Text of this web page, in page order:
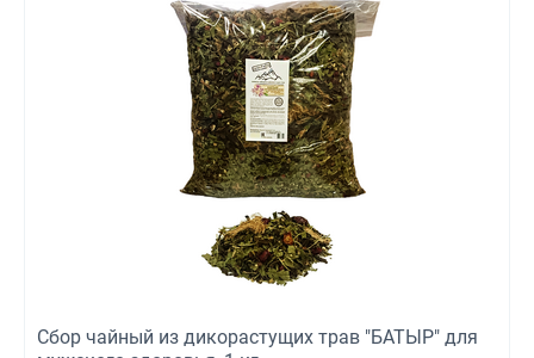
Сбор чайный из дикорастущих трав "БАТЫР" для